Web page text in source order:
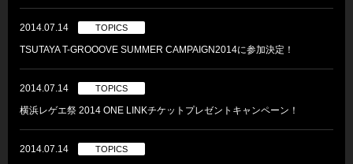
2014.07.14 TOPICS
TSUTAYA T-GROOOVE SUMMER CAMPAIGN2014に参加決定！
2014.07.14 TOPICS
横浜レゲエ祭 2014 ONE LINKチケットプレゼントキャンペーン！
2014.07.14 TOPICS